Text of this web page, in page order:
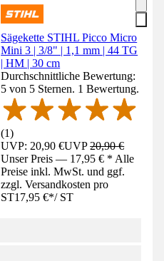
Sägekette STIHL Picco Micro
Mini 3 | 3/8" | 1,1 mm | 44 TG
| HM | 30 cm
Durchschnittliche Bewertung:
5 von 5 Sternen. 1 Bewertung.
(1)
UVP: 20,90 €UVP20,90 €
Unser Preis — 17,95 € * Alle
Preise inkl. MwSt. und ggf.
zzgl. Versandkosten pro
ST17,95 €*/ ST